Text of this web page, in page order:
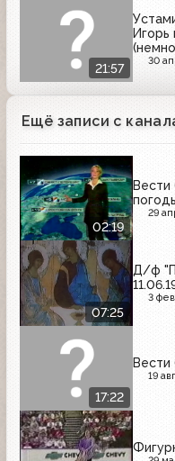
21:57
Игорь
30
Ещё записи с
02:19
Вести
29
07:25
Д/ф
3
17:22
Вести
19